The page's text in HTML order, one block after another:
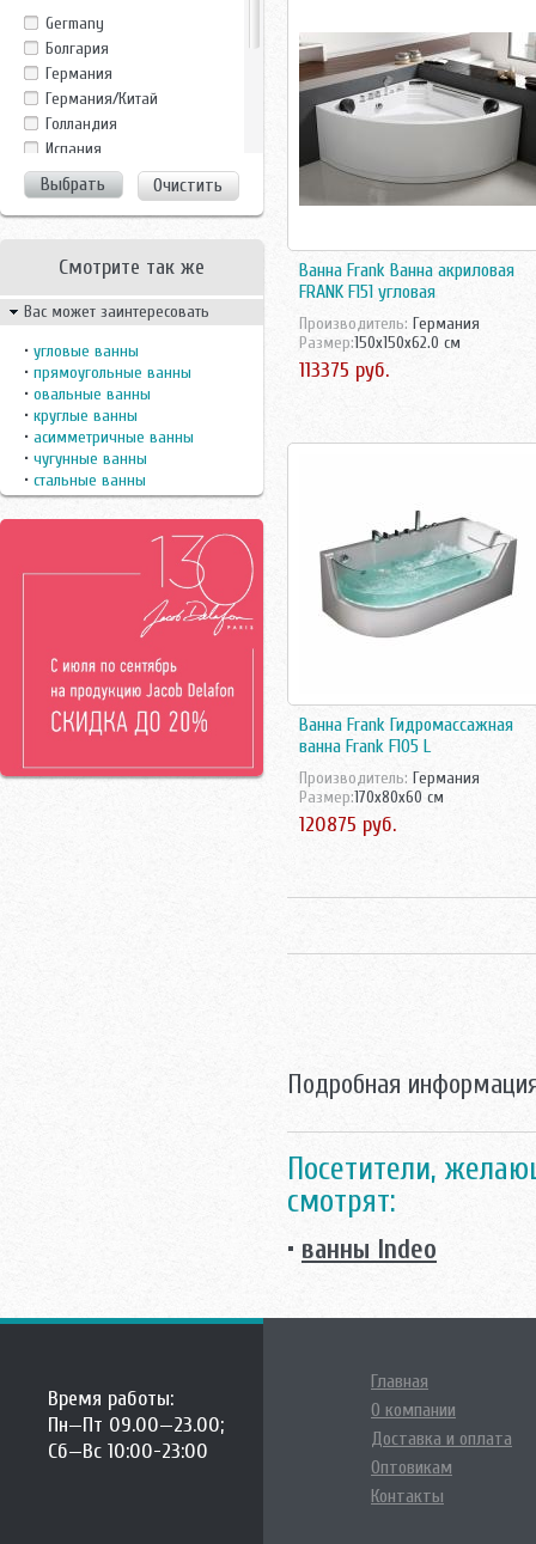
CRW
Duravit
Eago
Estap
Eurolux
Fiinn
Indeo
Jacob Delafon
Jacuzzi
Jika
Marka 1
Monte Bianco
Novokuznetsk
Potter
Ravak
Riho
Roca
Santek
Vitra
Вiz
Ручки
Germany
Болгария
Германия
Германия/Китай
Голландия
Испания
Италия
Китай
Португалия
Россия
Росссия
Словакия
Турция
Финляндия
Франция
Чехия
Чехия/Россия
Очистить
Смотрите так же
Вас может заинтересовать
• угловые ванны
• прямоугольные ванны
• овальные ванны
• круглые ванны
• асимметричные ванны
• чугунные ванны
• стальные ванны
Ванна Frank Ванна акриловая
FRANK F151 угловая
Производитель: Германия
Размер:150x150x62.0 см
113375 руб.
Ванна Frank Гидромассажная
ванна Frank F105 L
Производитель: Германия
Размер:170x80x60 см
120875 руб.
Подробная
Посетители,
смотрят:
• ванны Indeo
Время работы:
Пн—Пт 09.00—23.00;
Сб—Вс 10:00-23:00
Главная
О компании
Доставка и оплата
Оптовикам
Контакты